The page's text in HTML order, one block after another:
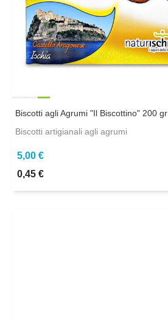
Biscotti agli Agrumi "Il Biscottino" 200 gr
Biscotti artigianali agli agrumi
5,00 €
0,45 €